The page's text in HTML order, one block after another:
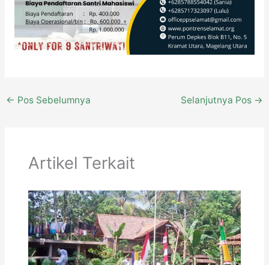
← Pos Sebelumnya Selanjutnya Pos →
Artikel Terkait